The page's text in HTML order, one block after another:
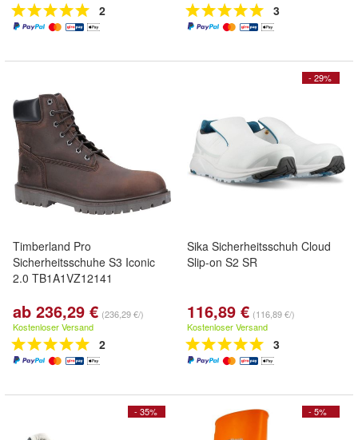
2 3
Timberland Pro
Sicherheitsschuhe S3 Iconic
2.0 TB1A1VZ12141
ab 236,29 € (236,29 €/)
Kostenloser Versand
2
- 29%
Sika Sicherheitsschuh Cloud
Slip-on S2 SR
116,89 € (116,89 €/)
Kostenloser Versand
3
- 35% - 5%